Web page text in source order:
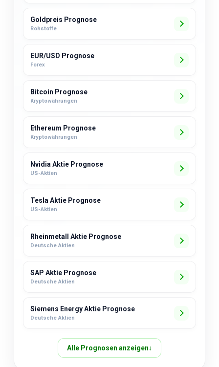
Goldpreis Prognose
Rohstoffe
EUR/USD Prognose
Forex
Bitcoin Prognose
Kryptowährungen
Ethereum Prognose
Kryptowährungen
Nvidia Aktie Prognose
US-Aktien
Tesla Aktie Prognose
US-Aktien
Rheinmetall Aktie Prognose
Deutsche Aktien
SAP Aktie Prognose
Deutsche Aktien
Siemens Energy Aktie Prognose
Deutsche Aktien
Alle Prognosen anzeigen↓